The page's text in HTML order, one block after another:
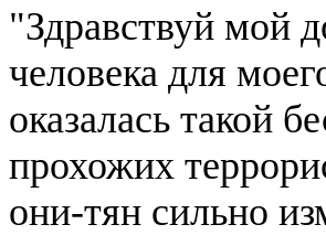
"Здравствуй мой
человека для
оказалась такой
прохожих
они-тян сильно